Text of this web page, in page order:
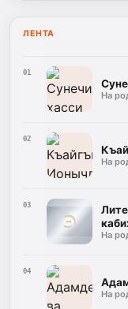
ЛЕНТА
01
На
02
На
03
На
04
На